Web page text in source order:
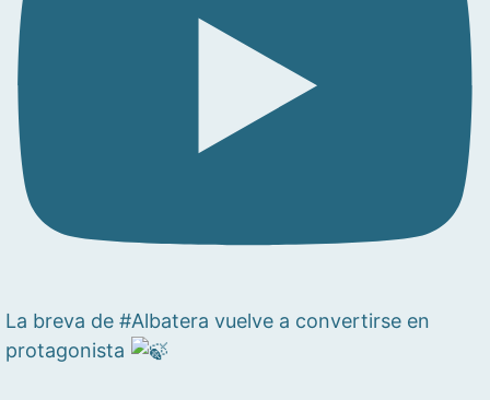
La breva de #Albatera vuelve a convertirse en
protagonista